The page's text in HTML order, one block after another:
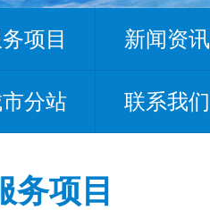
项目 新闻资讯
分站 联系我们
务项目